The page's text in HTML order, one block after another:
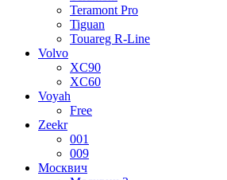
Teramont Pro
Tiguan
Touareg R-Line
Volvo
XC90
XC60
Voyah
Free
Zeekr
001
009
Москвич